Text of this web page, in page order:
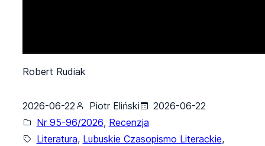
Robert Rudiak
2026-06-22 Piotr Eliński
2026-06-22
Nr 95-96/2026, Recenzja
Literatura, Lubuskie Czasopismo Literackie,